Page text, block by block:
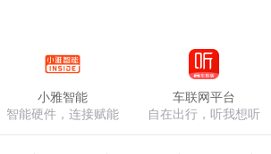
小雅智能
智能硬件，连接赋能
车联网平台
自在出行，听我想听